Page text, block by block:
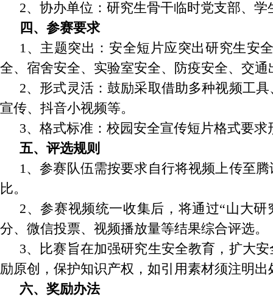
2、协办单位：研究生骨干临时党支部、
四、参赛要求
1、主题突出：安全短片应突出研究生安
全、宿舍安全、实验室安全、防疫安全、交
2、形式灵活：鼓励采取借助多种视频工
宣传、抖音小视频等。
3、格式标准：校园安全宣传短片格式要
五、评选规则
1、参赛队伍需按要求自行将视频上传至
比。
2、参赛视频统一收集后，将通过“山大
分、微信投票、视频播放量等结果综合评选。
3、比赛旨在加强研究生安全教育，扩大
励原创，保护知识产权，如引用素材须注明
六、奖励办法